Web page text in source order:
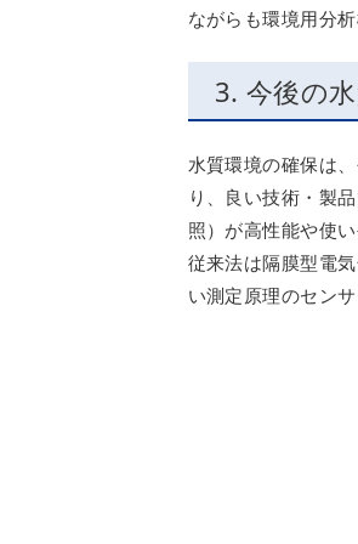
ながらも環境用分
3. 今後の
水質環境の確保は
り、良い技術・製
照）が高性能や使
従来法は隔膜型電
い測定原理のセン